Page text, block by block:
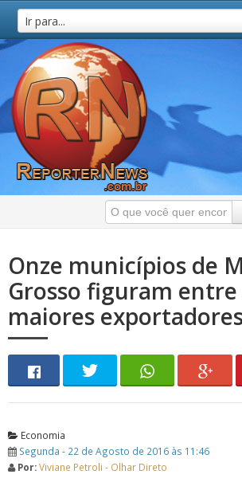
Ir para...
Onze municípios de
Grosso figuram entre
maiores
Economia
Segunda - 22 de Agosto de 2016 às 11:46
Por:Viviane Petroli - Olhar Direto